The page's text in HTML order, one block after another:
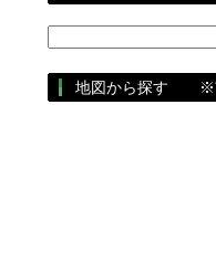
地図から探す ※